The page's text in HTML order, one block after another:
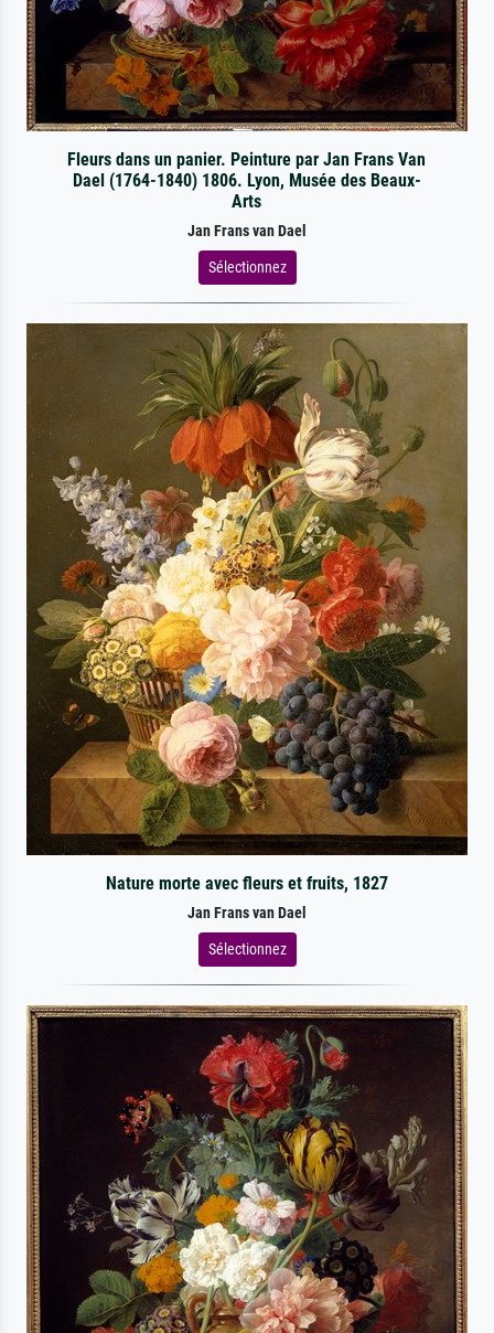
Fleurs dans un panier. Peinture par Jan Frans Van
Dael (1764-1840) 1806. Lyon, Musée des Beaux-
Arts
Jan Frans van Dael
Sélectionnez
Nature morte avec fleurs et fruits, 1827
Jan Frans van Dael
Sélectionnez